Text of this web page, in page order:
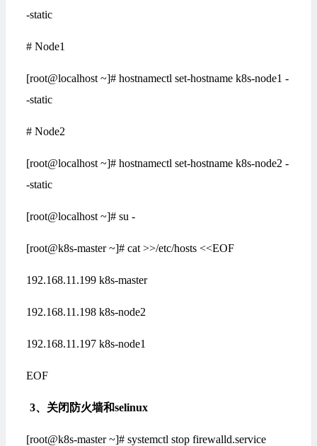
-static
# Node1
[root@localhost ~]# hostnamectl set-hostname k8s-node1 -
-static
# Node2
[root@localhost ~]# hostnamectl set-hostname k8s-node2 -
-static
[root@localhost ~]# su -
[root@k8s-master ~]# cat >>/etc/hosts <<EOF
192.168.11.199 k8s-master
192.168.11.198 k8s-node2
192.168.11.197 k8s-node1
EOF
3、 关闭防火墙和selinux
[root@k8s-master ~]# systemctl stop firewalld.service